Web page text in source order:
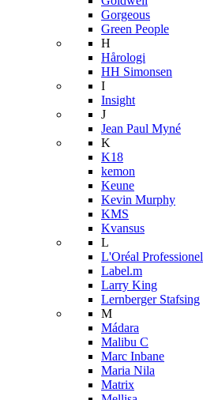
Gorgeous
Green People
H
Hårologi
HH Simonsen
I
Insight
J
Jean Paul Myné
K
K18
kemon
Keune
Kevin Murphy
KMS
Kvansus
L
L'Oréal Professionel
Label.m
Larry King
Lernberger Stafsing
M
Mádara
Malibu C
Marc Inbane
Maria Nila
Matrix